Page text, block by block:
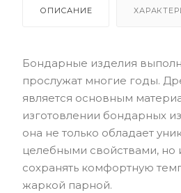
ОПИСАНИЕ
Бондарные изделия
прослужат многие годы.
является основным
изготовлении бондарных
она не только обладает
целебными свойствами, но
сохранять комфортную
жаркой парной.